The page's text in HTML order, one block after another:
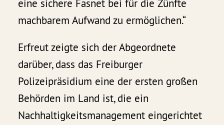
eine sichere Fasnet bei für die Zünfte
machbarem Aufwand zu ermöglichen.“
Erfreut zeigte sich der Abgeordnete
darüber, dass das Freiburger
Polizeipräsidium eine der ersten großen
Behörden im Land ist, die ein
Nachhaltigkeitsmanagement eingerichtet